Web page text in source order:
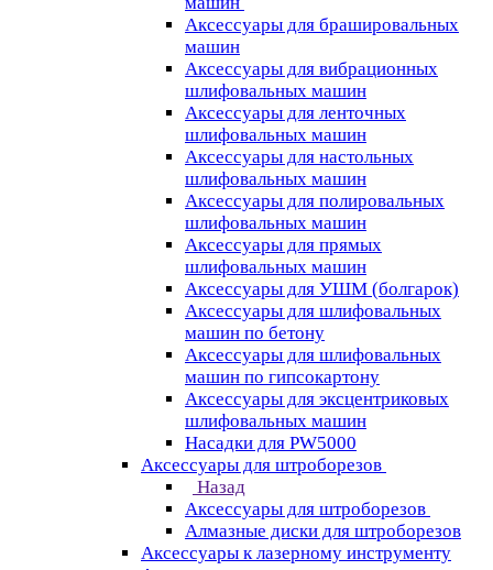
Аксессуары для брашировальных
машин
Аксессуары для вибрационных
шлифовальных машин
Аксессуары для ленточных
шлифовальных машин
Аксессуары для настольных
шлифовальных машин
Аксессуары для полировальных
шлифовальных машин
Аксессуары для прямых
шлифовальных машин
Аксессуары для УШМ (болгарок)
Аксессуары для шлифовальных
машин по бетону
Аксессуары для шлифовальных
машин по гипсокартону
Аксессуары для эксцентриковых
шлифовальных машин
Насадки для PW5000
Аксессуары для штроборезов
Назад
Аксессуары для штроборезов
Алмазные диски для штроборезов
Аксессуары к лазерному инструменту